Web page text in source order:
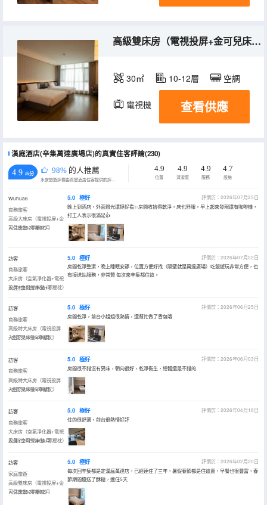
高級雙床房（電視投屏+金可兒床墊+零壓枕）
30㎡ 10-12層 空調
電視機 查看供應
漢庭酒店(辛集萬達廣場店)的真實住客評論(230)
4.9 /5分 98% 的人推薦
永安旅遊評價由真實酒店住客提供的評價。
4.9
位置
4.9
清潔度
4.9
服務
4.7
設施
Wuhua6
商務旅客
高級大床房（電視投屏+金
可兒床墊+零壓枕）
入住於2026年07月
5.0 極好
評價於：2026年07月25日
晚上到酒店，外面燈光還挺好看✨房間收拾得乾淨，床也舒服。早上起來發現還有咖啡機，
打工人表示很滿足👍
訪客
商務旅客
大床房（空氣凈化器+電視
投屏+金可兒床墊+零壓枕）
入住於2026年06月
5.0 極好
評價於：2026年07月02日
房間乾淨整潔，晚上睡眠安靜，位置方便好找（隔壁就是萬達廣場）吃飯遊玩非常方便，也
有接送站服務，非常贊 每次來辛集都住這。
訪客
商務旅客
高級特大床房（電視投屏
+金可兒床墊+零壓枕）
入住於2026年06月
5.0 極好
評價於：2026年06月25日
房間乾淨，前台小姐姐很熱情，還幫忙做了香包哦
訪客
商務旅客
高級特大床房（電視投屏
+金可兒床墊+零壓枕）
入住於2026年06月
5.0 極好
評價於：2026年06月03日
房間很不錯沒有異味，朝向很好，乾淨衞生，總體還是不錯的
訪客
商務旅客
大床房（空氣凈化器+電視
投屏+金可兒床墊+零壓枕）
入住於2026年04月
5.0 極好
評價於：2026年04月18日
住的很舒適，前台很熱情好評
訪客
家庭旅遊
高級雙床房（電視投屏+金
可兒床墊+零壓枕）
入住於2026年02月
5.0 極好
評價於：2026年02月20日
每次回辛集都是定漢庭萬達店，已經連住了三年，暑假春節都是住這裏，早餐也很豐富，春
節期間還送了酥糖，連住5天